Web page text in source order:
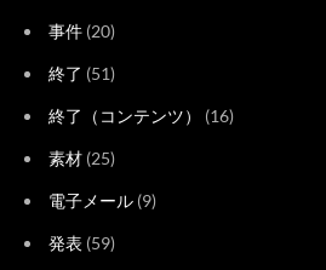
事件 (20)
終了 (51)
終了（コンテンツ） (16)
素材 (25)
電子メール (9)
発表 (59)